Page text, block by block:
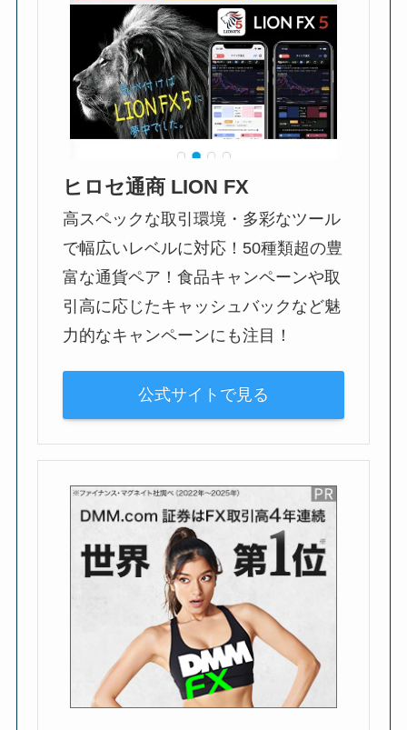
ヒロセ通商 LION FX
高スペックな取引環境・多彩なツール
で幅広いレベルに対応！50種類超の豊
富な通貨ペア！食品キャンペーンや取
引高に応じたキャッシュバックなど魅
力的なキャンペーンにも注目！
公式サイトで見る